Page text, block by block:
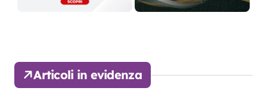
Articoli in evidenza